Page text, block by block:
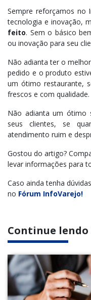
Sempre reforçamos no
tecnologia e inovação,
feito. Sem o básico
ou inovação para seu
Não adianta ter o
pedido e o produto
um ótimo restaurante,
frescos e com qualidade.
Não adianta um ótimo
seus clientes, se
atendimento ruim e
Gostou do artigo?
levar informações para
Caso ainda tenha
no Fórum InfoVarejo!
Continue